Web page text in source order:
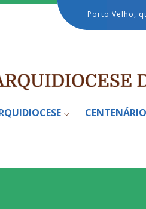
Porto Velho,
CENTENÁRIO